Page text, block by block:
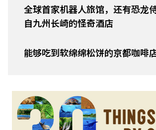
全球首家机器人旅馆，还有恐龙
自九州长崎的怪奇酒店
能够吃到软绵绵松饼的京都咖啡